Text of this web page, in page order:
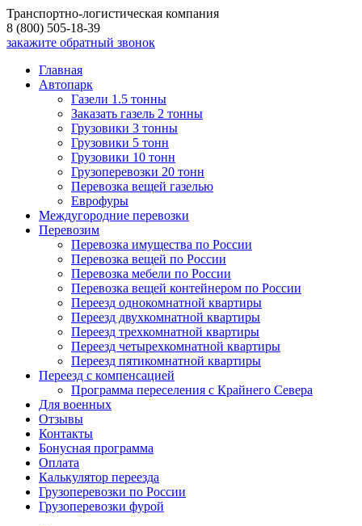
Транспортно-логистическая компания
8 (800) 505-18-39
закажите обратный звонок
Главная
Автопарк
Газели 1.5 тонны
Заказать газель 2 тонны
Грузовики 3 тонны
Грузовики 5 тонн
Грузовики 10 тонн
Грузоперевозки 20 тонн
Перевозка вещей газелью
Еврофуры
Междугородние перевозки
Перевозим
Перевозка имущества по России
Перевозка вещей по России
Перевозка мебели по России
Перевозка вещей контейнером по России
Переезд однокомнатной квартиры
Переезд двухкомнатной квартиры
Переезд трехкомнатной квартиры
Переезд четырехкомнатной квартиры
Переезд пятикомнатной квартиры
Переезд с компенсацией
Программа переселения с Крайнего Севера
Для военных
Отзывы
Контакты
Бонусная программа
Оплата
Калькулятор переезда
Грузоперевозки по России
Грузоперевозки фурой